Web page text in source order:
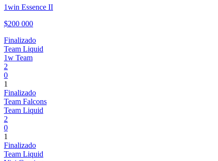
1win Essence II
$200 000
Finalizado
Team Liquid
1w Team
2
0
1
Finalizado
Team Falcons
Team Liquid
2
0
1
Finalizado
Team Liquid